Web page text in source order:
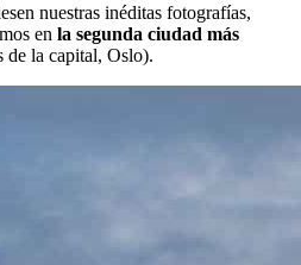
nuestras inéditas fotografías,
en la segunda ciudad más
de la capital, Oslo).